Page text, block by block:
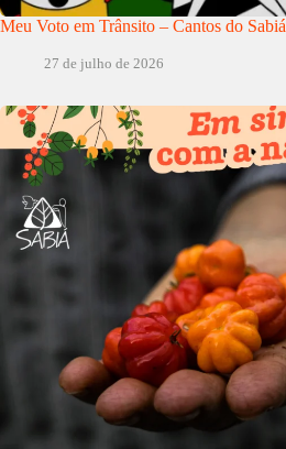
Meu Voto em Trânsito – Cantos do Sabiá
27 de julho de 2026